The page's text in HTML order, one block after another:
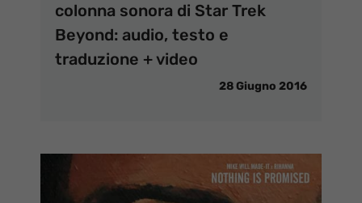
colonna sonora di Star Trek
Beyond: audio, testo e
traduzione + video
28 Giugno 2016